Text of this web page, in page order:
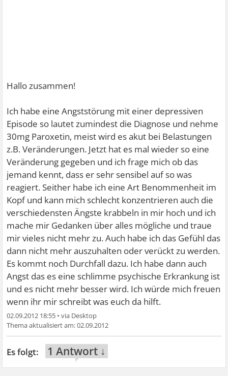
Hallo zusammen!
Ich habe eine Angststörung mit einer depressiven
Episode so lautet zumindest die Diagnose und nehme
30mg Paroxetin, meist wird es akut bei Belastungen
z.B. Veränderungen. Jetzt hat es mal wieder so eine
Veränderung gegeben und ich frage mich ob das
jemand kennt, dass er sehr sensibel auf so was
reagiert. Seither habe ich eine Art Benommenheit im
Kopf und kann mich schlecht konzentrieren auch die
verschiedensten Ängste krabbeln in mir hoch und ich
mache mir Gedanken über alles mögliche und traue
mir vieles nicht mehr zu. Auch habe ich das Gefühl das
dann nicht mehr auszuhalten oder verückt zu werden.
Es kommt noch Durchfall dazu. Ich habe dann auch
Angst das es eine schlimme psychische Erkrankung ist
und es nicht mehr besser wird. Ich würde mich freuen
wenn ihr mir schreibt was euch da hilft.
02.09.2012 18:55 •
02.09.2012
1 Antwort ↓